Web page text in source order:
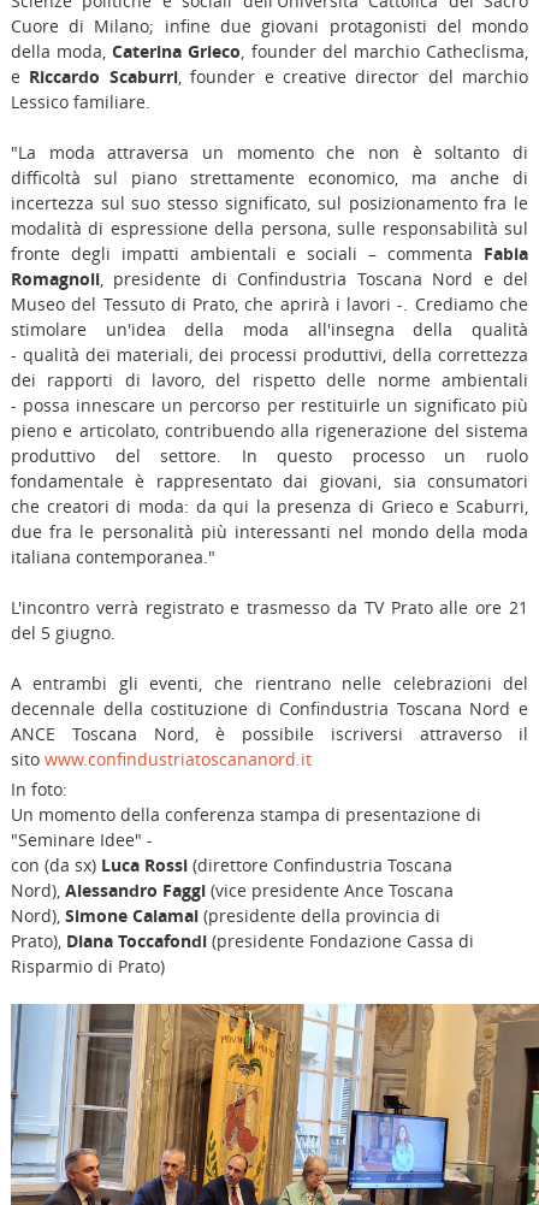
Cuore di Milano; infine due giovani protagonisti del mondo
della moda,Caterina Grieco, founder del marchio Catheclisma,
e Riccardo Scaburri, founder e creative director del marchio
Lessico familiare.
"La moda attraversa un momento che non è soltanto di
difficoltà sul piano strettamente economico, ma anche di
incertezza sul suo stesso significato, sul posizionamento fra le
modalità di espressione della persona, sulle responsabilità sul
fronte degli impatti ambientali e sociali – commenta Fabia
Romagnoli, presidente di Confindustria Toscana Nord e del
Museo del Tessuto di Prato, che aprirà i lavori -. Crediamo che
stimolare un'idea della moda all'insegna della qualità
- qualità dei materiali, dei processi produttivi, della correttezza
dei rapporti di lavoro, del rispetto delle norme ambientali
- possa innescare un percorso per restituirle un significato più
pieno e articolato, contribuendo alla rigenerazione del sistema
produttivo del settore. In questo processo un ruolo
fondamentale è rappresentato dai giovani, sia consumatori
che creatori di moda: da qui la presenza di Grieco e Scaburri,
due fra le personalità più interessanti nel mondo della moda
italiana contemporanea."
L'incontro verrà registrato e trasmesso da TV Prato alle ore 21
del 5 giugno.
A entrambi gli eventi, che rientrano nelle celebrazioni del
decennale della costituzione di Confindustria Toscana Nord e
ANCE Toscana Nord, è possibile iscriversi attraverso il
sito www.confindustriatoscananord.it
In foto:
Un momento della conferenza stampa di presentazione di
"Seminare Idee" -
con (da sx) Luca Rossi (direttore Confindustria Toscana
Nord), Alessandro Faggi (vice presidente Ance Toscana
Nord), Simone Calamai(presidente della provincia di
Prato), Diana Toccafondi (presidente Fondazione Cassa di
Risparmio di Prato)